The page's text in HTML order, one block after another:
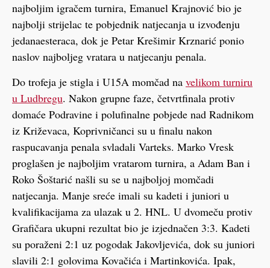
najboljim igračem turnira, Emanuel Krajnović bio je
najbolji strijelac te pobjednik natjecanja u izvođenju
jedanaesteraca, dok je Petar Krešimir Krznarić ponio
naslov najboljeg vratara u natjecanju penala.
Do trofeja je stigla i U15A momčad na velikom turniru
u Ludbregu. Nakon grupne faze, četvrtfinala protiv
domaće Podravine i polufinalne pobjede nad Radnikom
iz Križevaca, Koprivničanci su u finalu nakon
raspucavanja penala svladali Varteks. Marko Vresk
proglašen je najboljim vratarom turnira, a Adam Ban i
Roko Šoštarić našli su se u najboljoj momčadi
natjecanja. Manje sreće imali su kadeti i juniori u
kvalifikacijama za ulazak u 2. HNL. U dvomeču protiv
Grafičara ukupni rezultat bio je izjednačen 3:3. Kadeti
su poraženi 2:1 uz pogodak Jakovljevića, dok su juniori
slavili 2:1 golovima Kovačića i Martinkovića. Ipak,